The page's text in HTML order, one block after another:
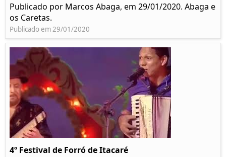
Publicado por Marcos Abaga, em 29/01/2020. Abaga e
os Caretas.
Publicado em 29/01/2020
4º Festival de Forró de Itacaré